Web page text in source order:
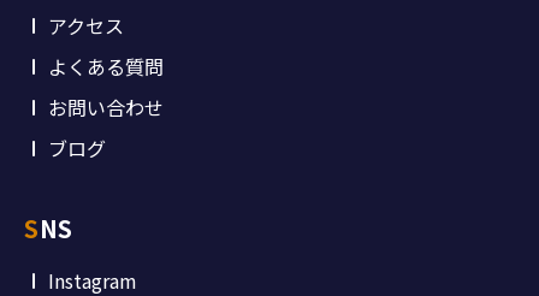
アクセス
よくある質問
お問い合わせ
ブログ
SNS
Instagram